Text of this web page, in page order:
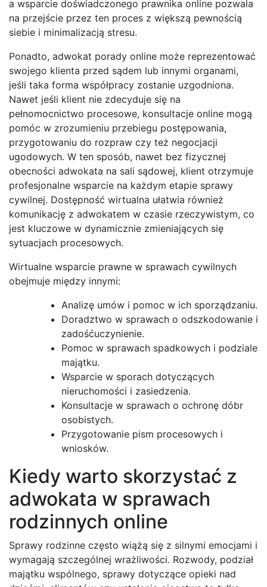
a wsparcie doświadczonego prawnika online pozwala
na przejście przez ten proces z większą pewnością
siebie i minimalizacją stresu.
Ponadto, adwokat porady online może reprezentować
swojego klienta przed sądem lub innymi organami,
jeśli taka forma współpracy zostanie uzgodniona.
Nawet jeśli klient nie zdecyduje się na
pełnomocnictwo procesowe, konsultacje online mogą
pomóc w zrozumieniu przebiegu postępowania,
przygotowaniu do rozpraw czy też negocjacji
ugodowych. W ten sposób, nawet bez fizycznej
obecności adwokata na sali sądowej, klient otrzymuje
profesjonalne wsparcie na każdym etapie sprawy
cywilnej. Dostępność wirtualna ułatwia również
komunikację z adwokatem w czasie rzeczywistym, co
jest kluczowe w dynamicznie zmieniających się
sytuacjach procesowych.
Wirtualne wsparcie prawne w sprawach cywilnych
obejmuje między innymi:
Analizę umów i pomoc w ich sporządzaniu.
Doradztwo w sprawach o odszkodowanie i
zadośćuczynienie.
Pomoc w sprawach spadkowych i podziale
majątku.
Wsparcie w sporach dotyczących
nieruchomości i zasiedzenia.
Konsultacje w sprawach o ochronę dóbr
osobistych.
Przygotowanie pism procesowych i
wniosków.
Kiedy warto skorzystać z
adwokata w sprawach
rodzinnych online
Sprawy rodzinne często wiążą się z silnymi emocjami i
wymagają szczególnej wrażliwości. Rozwody, podział
majątku wspólnego, sprawy dotyczące opieki nad